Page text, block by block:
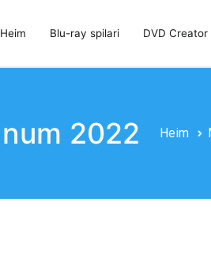
Heim Blu-ray spilari DVD Creator
2022 Heim